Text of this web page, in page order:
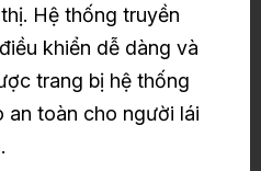
Hệ thống truyền
khiển dễ dàng và
trang bị hệ thống
an toàn cho người lái